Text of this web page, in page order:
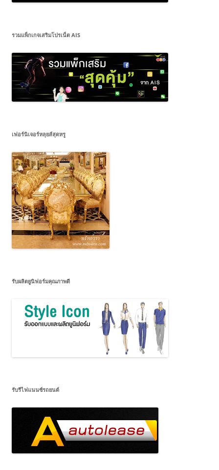
รวมแพ็กเกจเสริมโปรเน็ต AIS
เฟอร์นิเจอร์หลุยส์สุดหรู
รับผลิตยูนิฟอร์มคุณภาพดี
รับรีไฟแนนซ์รถยนต์